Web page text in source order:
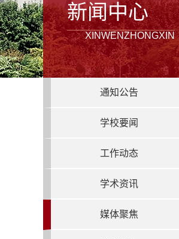
新闻中心
XINWENZHONGXIN
通知公告
学校要闻
工作动态
学术资讯
媒体聚焦